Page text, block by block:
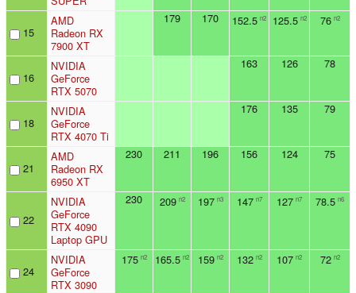
15
AMD
Radeon RX
7900 XT
179 170 152.5 n2 125.5 n2 76 n2
16
NVIDIA
GeForce
RTX 5070
163 126 78
18
NVIDIA
GeForce
RTX 4070 Ti
176 135 79
21
AMD
Radeon RX
6950 XT
230 211 196 156 124 75
22
NVIDIA
GeForce
RTX 4090
Laptop GPU
230 209 n2 197 n3 147 n7 127 n7 78.5 n6
24
NVIDIA
GeForce
RTX 3090
175 n2 165.5 n2 159 n2 132 n2 107 n2 72 n2